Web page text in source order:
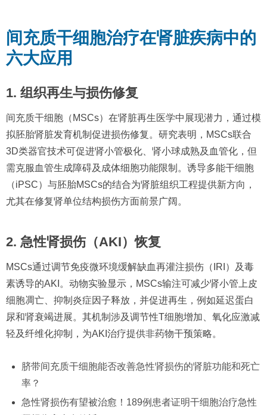
间充质干细胞治疗在肾脏疾病中的
六大应用
1. 组织再生与损伤修复
间充质干细胞（MSCs）在肾脏再生医学中展现潜力，通过模
拟胚胎肾脏发育机制促进损伤修复。研究表明，MSCs联合
3D类器官技术可促进肾小管极化、肾小球成熟及血管化，但
需克服血管生成障碍及成体细胞功能限制。诱导多能干细胞
（iPSC）与胚胎MSCs的结合为肾脏组织工程提供新方向，
尤其在修复肾单位结构损伤方面前景广阔。
2. 急性肾损伤（AKI）恢复
MSCs通过调节免疫微环境缓解缺血再灌注损伤（IRI）及毒
素诱导的AKI。动物实验显示，MSCs输注可减少肾小管上皮
细胞凋亡、抑制炎症因子释放，并促进再生，例如延迟蛋白
尿和肾衰竭进展。其机制涉及调节性T细胞增加、氧化应激减
轻及纤维化抑制，为AKI治疗提供非药物干预策略。
脐带间充质干细胞能否改善急性肾损伤的肾脏功能和死亡
率？
急性肾损伤有望被治愈！189例患者证明干细胞治疗急性